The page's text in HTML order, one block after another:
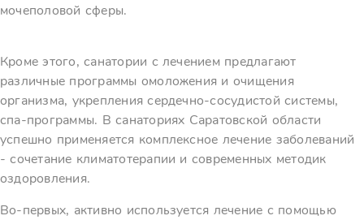
мочеполовой сферы.
Кроме этого, санатории с лечением предлагают
различные программы омоложения и очищения
организма, укрепления сердечно-сосудистой системы,
спа-программы. В санаториях Саратовской области
успешно применяется комплексное лечение заболеваний
- сочетание климатотерапии и современных методик
оздоровления.
Во-первых, активно используется лечение с помощью